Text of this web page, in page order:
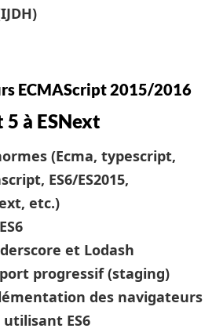
ECMAScript 2015/2016
à ESNext
(Ecma, typescript,
ES6/ES2015,
etc.)
et Lodash
progressif (staging)
des navigateurs
ES6